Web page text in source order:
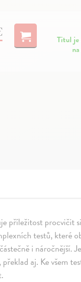
Titul je
příležitost procvičit
testů, které
i náročnější.
aj. Ke všem